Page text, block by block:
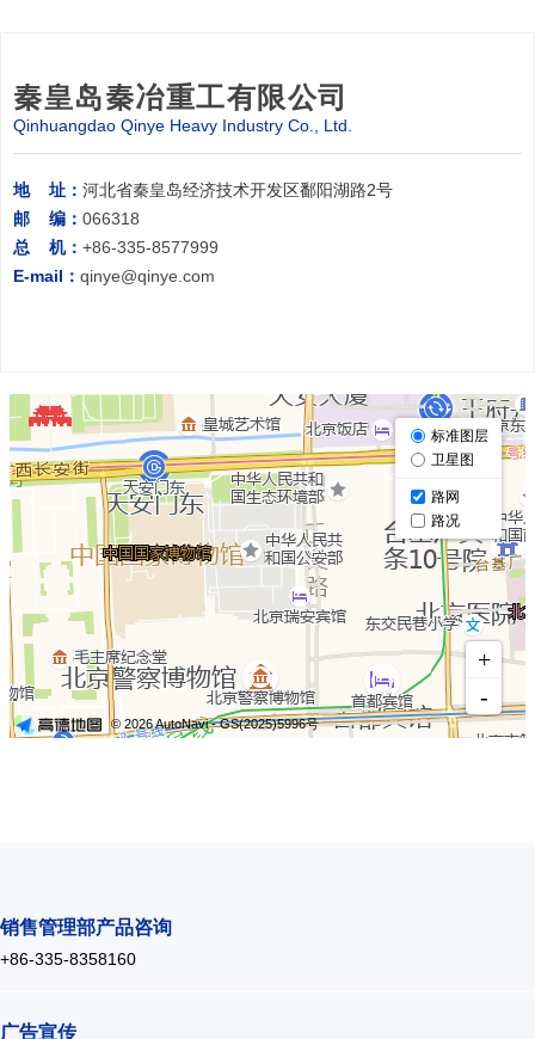
秦皇岛秦冶重工有限公司
地 址： 河北省秦皇岛经济技术开发区鄱阳湖路2号
邮 编： 066318
总 机： +86-335-8577999
E-mail： qinye@qinye.com
Qinhuangdao Qinye Heavy Industry Co., Ltd.
销售管理部产品咨询
+86-335-8358160
广告宣传